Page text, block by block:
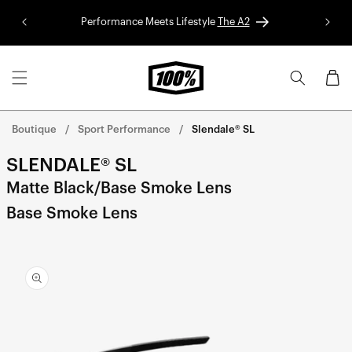
contenu
Performance Meets Lifestyle The A2
Panier
Boutique Sport Performance Slendale® SL
SLENDALE® SL
Matte Black/Base Smoke Lens
Base Smoke Lens
informations
sur le